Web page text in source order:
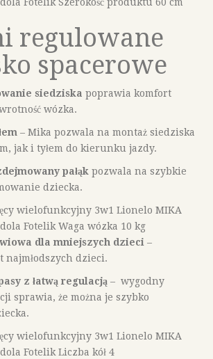
regulowane
spacerowe
siedziska poprawia komfort
wózka.
– Mika pozwala na montaż siedziska
jak i tyłem do kierunku jazdy.
pałąk pozwala na szybkie
dziecka.
dla mniejszych dzieci –
najmłodszych dzieci.
z łatwą regulacją – wygodny
sprawia, że można je szybko